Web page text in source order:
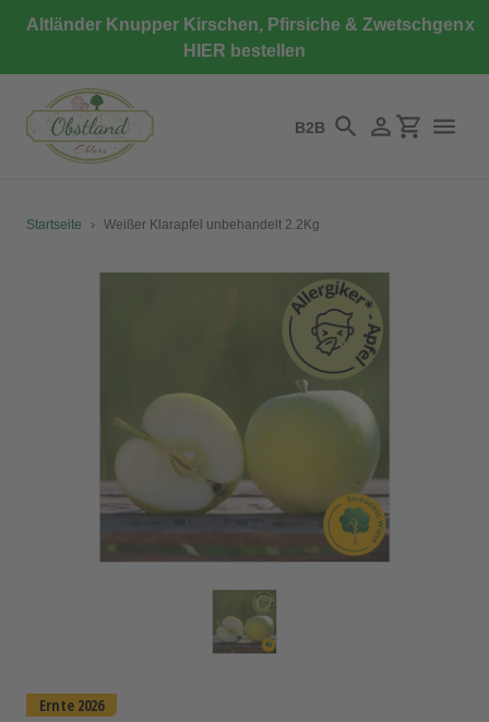
zumAltländer Knupper Kirschen, Pfirsiche & Zwetschgen
HIER bestellen
x
B2B SuchenEinloggen
Startseite › Weißer Klarapfel unbehandelt 2.2Kg
Ernte 2026